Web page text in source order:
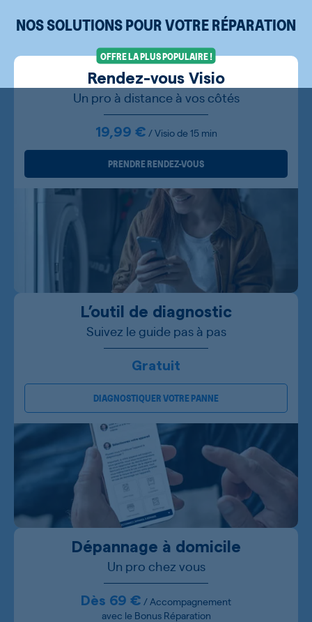
NOS SOLUTIONS POUR VOTRE RÉPARATION
OFFRE LA PLUS POPULAIRE !
Rendez-vous Visio
Un pro à distance à vos côtés
19,99 € / Visio de 15 min
PRENDRE RENDEZ-VOUS
L’outil de diagnostic
Suivez le guide pas à pas
Gratuit
DIAGNOSTIQUER VOTRE PANNE
Dépannage à domicile
Un pro chez vous
Dès 69 € / Accompagnement
avec le Bonus Réparation